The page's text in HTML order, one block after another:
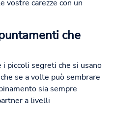
vostre carezze con un
che
piccoli segreti che si usano
se a volte può sembrare
sia sempre
a livelli